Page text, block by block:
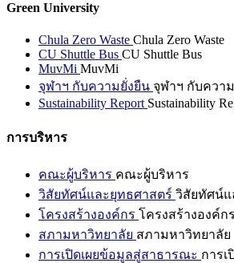
Green University
Chula Zero Waste Chula Zero Waste
CU Shuttle Bus CU Shuttle Bus
MuvMi MuvMi
จุฬาฯ กับความยั่งยืน จุฬาฯ กับควา
Sustainability Report Sustainability
การบริหาร
คณะผู้บริหาร คณะผู้บริหาร
วิสัยทัศน์และยุทธศาสตร์ วิสัยทัศน์แ
โครงสร้างองค์กร โครงสร้างองค์กร
สภามหาวิทยาลัย สภามหาวิทยาลัย
การเปิดเผยข้อมูลสู่สาธารณะ การเ